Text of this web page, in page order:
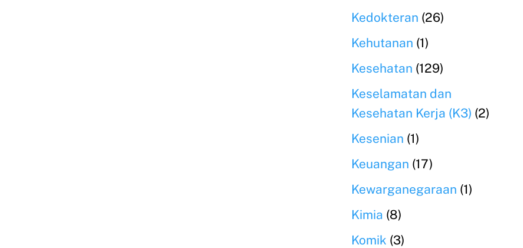
Kedokteran (26)
Kehutanan (1)
Kesehatan (129)
Keselamatan dan
Kesehatan Kerja (K3) (2)
Kesenian (1)
Keuangan (17)
Kewarganegaraan (1)
Kimia (8)
Komik (3)